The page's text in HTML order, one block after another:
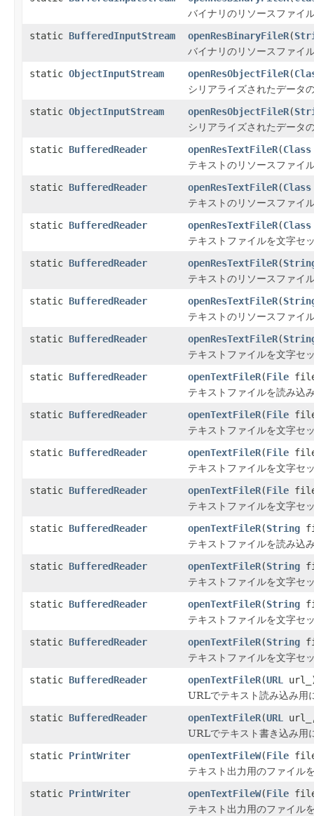
バイナリのリソースファイ
static BufferedInputStream openResBinaryFileR(
バイナリのリソースファイ
static ObjectInputStream openResObjectFileR(
シリアライズされたデータ
static ObjectInputStream openResObjectFileR(
シリアライズされたデータ
static BufferedReader openResTextFileR(Class
テキストのリソースファイ
static BufferedReader openResTextFileR(Class
テキストのリソースファイ
static BufferedReader openResTextFileR(Class
テキストファイルを文字セ
static BufferedReader openResTextFileR(
テキストのリソースファイ
static BufferedReader openResTextFileR(
テキストのリソースファイ
static BufferedReader openResTextFileR(
テキストファイルを文字セ
static BufferedReader openTextFileR(File
テキストファイルを読み込
static BufferedReader openTextFileR(File
テキストファイルを文字セ
static BufferedReader openTextFileR(File
テキストファイルを文字セ
static BufferedReader openTextFileR(File
テキストファイルを文字セ
static BufferedReader openTextFileR(String
テキストファイルを読み込
static BufferedReader openTextFileR(String
テキストファイルを文字セ
static BufferedReader openTextFileR(String
テキストファイルを文字セ
static BufferedReader openTextFileR(String
テキストファイルを文字セ
static BufferedReader openTextFileR(URL
URLでテキスト読み込み用
static BufferedReader openTextFileR(URL
URLでテキスト書き込み用
static PrintWriter openTextFileW(File
テキスト出力用のファイル
static PrintWriter openTextFileW(File
テキスト出力用のファイル